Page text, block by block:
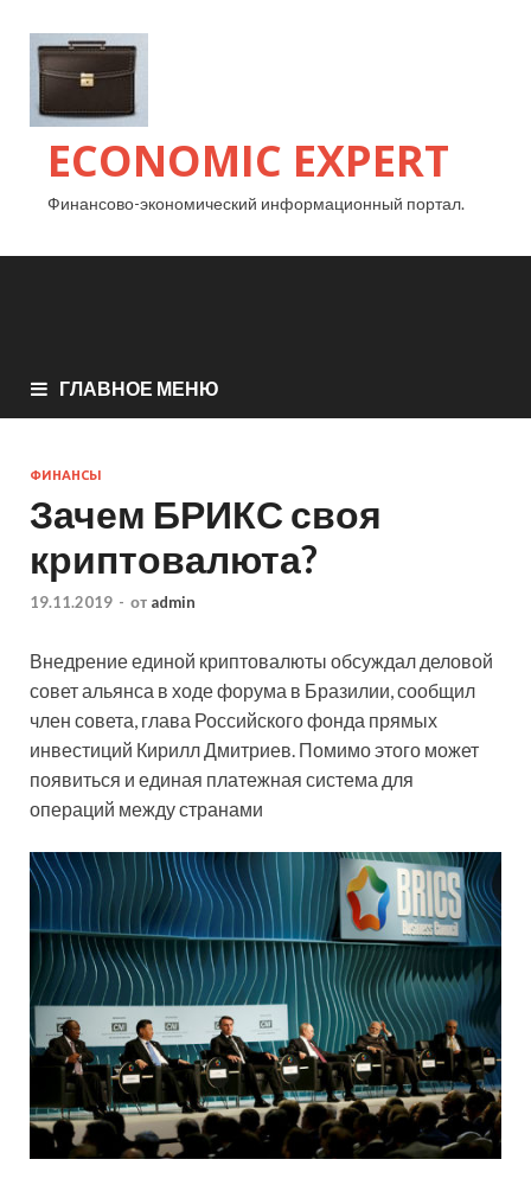
ECONOMIC EXPERT
Финансово-экономический информационный портал.
ГЛАВНОЕ МЕНЮ
ФИНАНСЫ
Зачем БРИКС своя
криптовалюта?
19.11.2019 - от admin
Внедрение единой криптовалюты обсуждал деловой
совет альянса в ходе форума в Бразилии, сообщил
член совета, глава Российского фонда прямых
инвестиций Кирилл Дмитриев. Помимо этого может
появиться и единая платежная система для
операций между странами